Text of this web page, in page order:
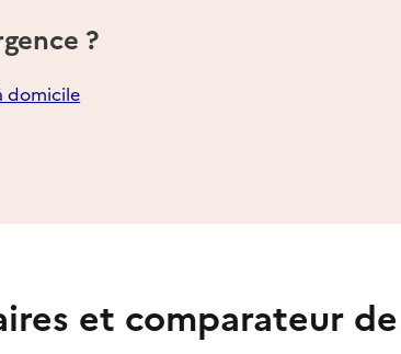
?
domicile
et comparateur